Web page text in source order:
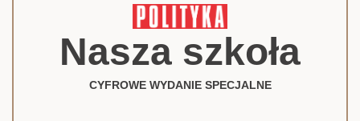
Nasza szkoła
CYFROWE WYDANIE SPECJALNE